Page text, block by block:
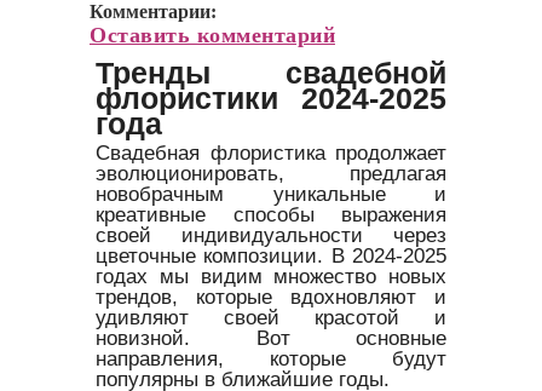
Комментарии:
Оставить комментарий
Тренды свадебной
флористики 2024-2025
года
Свадебная флористика продолжает
эволюционировать, предлагая
новобрачным уникальные и
креативные способы выражения
своей индивидуальности через
цветочные композиции. В 2024-2025
годах мы видим множество новых
трендов, которые вдохновляют и
удивляют своей красотой и
новизной. Вот основные
направления, которые будут
популярны в ближайшие годы.